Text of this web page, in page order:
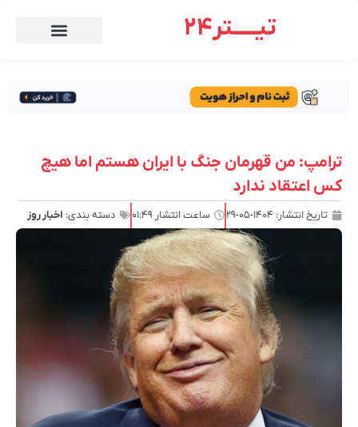
تیـــــتر24
ترامپ: من قهرمان جنگ با ایران هستم اما هیچ
کس اعتقاد ندارد
تاریخ انتشار: ۱۴۰۴-۰۵-۲۹ ساعت انتشار ۰۱:۴۹ دسته بندی: اخبار روز